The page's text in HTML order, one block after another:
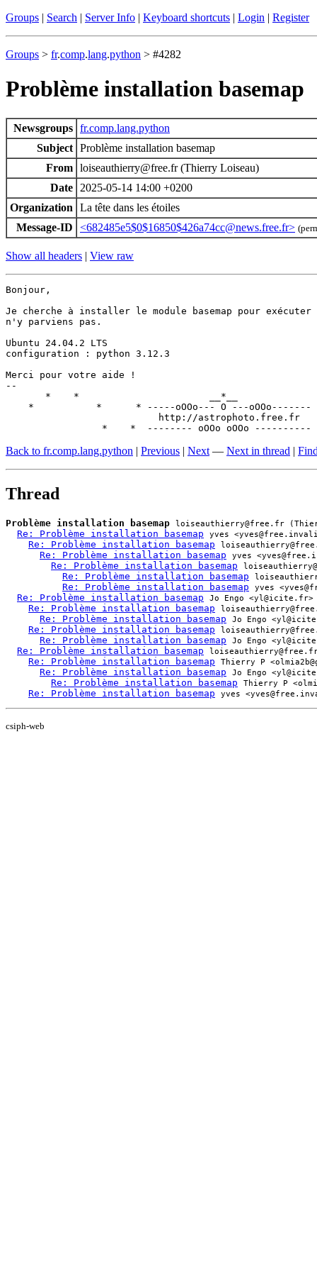
Groups | Search | Server Info | Keyboard shortcuts | Login | Register
Groups > fr.comp.lang.python > #4282
Problème installation basemap
Newsgroups fr.comp.lang.python
Subject Problème installation basemap
From loiseauthierry@free.fr (Thierry Loiseau)
Date
2025-05-14 14:00 +0200
Organization
La tête dans les étoiles
Message-ID
<682485e5$0$16850$426a74cc@news.free.fr>
Show all headers | View raw
Bonjour,
Je cherche à installer le module basemap pour
n'y parviens pas.
Ubuntu 24.04.2 LTS
configuration : python 3.12.3
Merci pour votre aide !
--
*    *                       __*__
*           *      * -----oOOo--- O ---oOOo-------
http://astrophoto.free.fr
*    *  -------- oOOo oOOo ----------
Back to fr.comp.lang.python | Previous | Next — Next in thread |
Thread
Problème installation basemap loiseauthierry@free.fr
Re: Problème installation basemap yves
Re: Problème installation basemap
Re: Problème installation basemap yves
Re: Problème installation basemap
Re: Problème installation basemap
Re: Problème installation basemap yves
Re: Problème installation basemap Jo Engo <yl@icite.fr>
Re: Problème installation basemap
Re: Problème installation basemap Jo Engo
Re: Problème installation basemap
Re: Problème installation basemap Jo Engo
Re: Problème installation basemap
Re: Problème installation basemap Thierry P
Re: Problème installation basemap Jo Engo
Re: Problème installation basemap Thierry P
Re: Problème installation basemap yves
csiph-web